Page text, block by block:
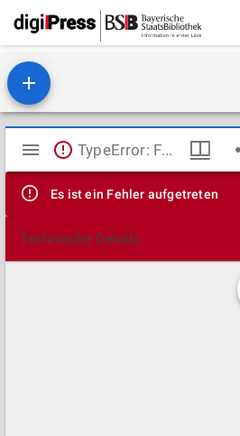
Mirador
Viewer
TypeError: Failed to fetch
Es ist ein Fehler aufgetreten
Technische Details